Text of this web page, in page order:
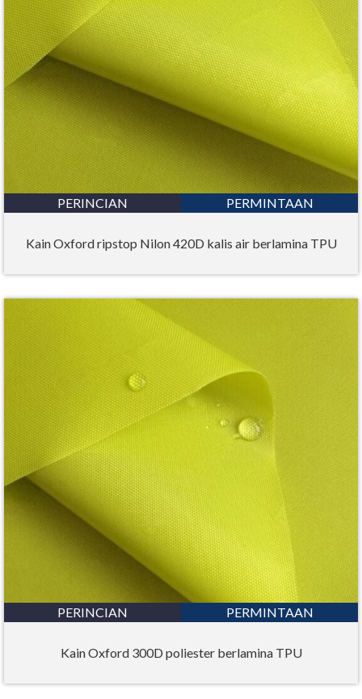
PERINCIAN PERMINTAAN
Kain Oxford ripstop Nilon 420D kalis air berlamina TPU
PERINCIAN PERMINTAAN
Kain Oxford 300D poliester berlamina TPU